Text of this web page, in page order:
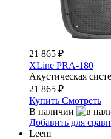
21 865 ₽
XLine PRA-180
Акустическая
21 865 ₽
Купить Смотреть
В наличии
Добавить для
Leem